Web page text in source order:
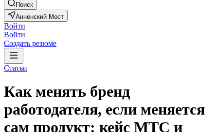
Поиск
Анненский Мост
Войти
Войти
Создать резюме
Статьи
Как менять бренд
работодателя, если меняется
сам продукт: кейс МТС и